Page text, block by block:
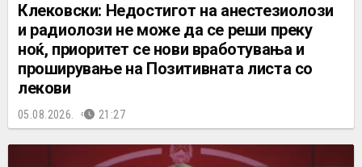
Клековски: Недостигот на анестезиолози
и радиолози не може да се реши преку
ноќ, приоритет се нови вработувања и
проширување на Позитивната листа со
лекови
05.08.2026. 21:27